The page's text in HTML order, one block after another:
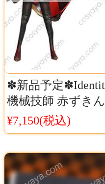
✽新品予定
機械技師 赤ずき
プレ道具 弓 コス
¥7,150(税込)